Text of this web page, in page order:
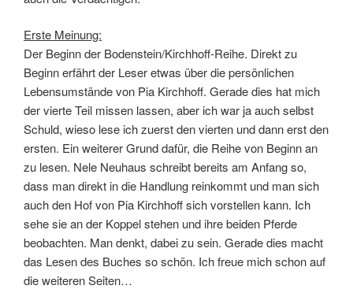
Erste Meinung:
Der Beginn der Bodenstein/Kirchhoff-Reihe. Direkt zu
Beginn erfährt der Leser etwas über die persönlichen
Lebensumstände von Pia Kirchhoff. Gerade dies hat mich
der vierte Teil missen lassen, aber ich war ja auch selbst
Schuld, wieso lese ich zuerst den vierten und dann erst den
ersten. Ein weiterer Grund dafür, die Reihe von Beginn an
zu lesen. Nele Neuhaus schreibt bereits am Anfang so,
dass man direkt in die Handlung reinkommt und man sich
auch den Hof von Pia Kirchhoff sich vorstellen kann. Ich
sehe sie an der Koppel stehen und ihre beiden Pferde
beobachten. Man denkt, dabei zu sein. Gerade dies macht
das Lesen des Buches so schön. Ich freue mich schon auf
die weiteren Seiten…